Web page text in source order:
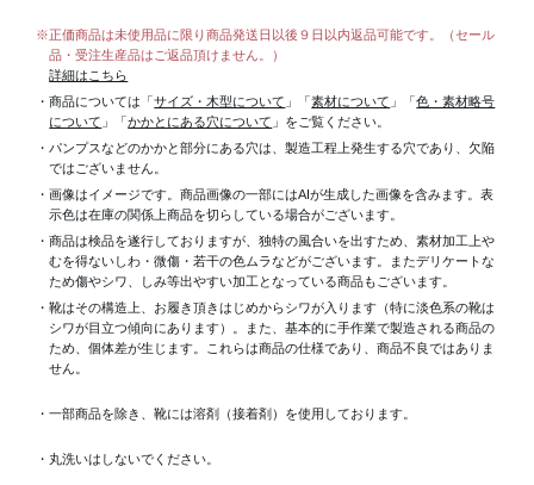
※正価商品は未使用品に限り商品発送日以後９日以内返品可能です。（セール
品・受注生産品はご返品頂けません。）
詳細はこちら
・商品については「サイズ・木型について 」「素材について 」「色・素材略号
について 」「かかとにある穴について 」をご覧ください。
・パンプスなどのかかと部分にある穴は、製造工程上発生する穴であり、欠陥
ではございません。
・画像はイメージです。商品画像の一部にはAIが生成した画像を含みます。表
示色は在庫の関係上商品を切らしている場合がございます。
・商品は検品を遂行しておりますが、独特の風合いを出すため、素材加工上
むを得ないしわ・微傷・若干の色ムラなどがございます。またデリケートな
ため傷やシワ、しみ等出やすい加工となっている商品もございます。
・靴はその構造上、お履き頂きはじめからシワが入ります（特に淡色系の靴は
シワが目立つ傾向にあります）。また、基本的に手作業で製造される商品の
ため、個体差が生じます。これらは商品の仕様であり、商品不良ではありま
せん。
・一部商品を除き、靴には溶剤（接着剤）を使用しております。
・丸洗いはしないでください。